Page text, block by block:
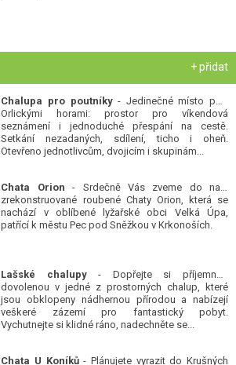
+ přidat
Chalupa pro poutníky- Jedinečné místo pod
Orlickými horami: prostor pro víkendová
seznámení i jednoduché přespání na cestě.
Setkání nezadaných, sdílení, ticho i oheň.
Otevřeno jednotlivcům, dvojicím i skupinám...
Chata Orion - Srdečně Vás zveme do naší
zrekonstruované roubené Chaty Orion, která se
nachází v oblíbené lyžařské obci Velká Úpa,
patřící k městu Pec pod Sněžkou v Krkonoších.
Lašské chalupy- Dopřejte si příjemnou
dovolenou v jedné z prostorných chalup, které
jsou obklopeny nádhernou přírodou a nabízejí
veškeré zázemí pro fantastický pobyt.
Vychutnejte si klidné ráno, nadechněte se...
Chata U Koníků- Plánujete vyrazit do Krušných